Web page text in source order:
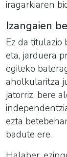
iragarkiaren
Izangaien
Ez da titulazio
eta, jarduera
egiteko
aholkularitza
jatorriz, bere
ezta
badute ere.